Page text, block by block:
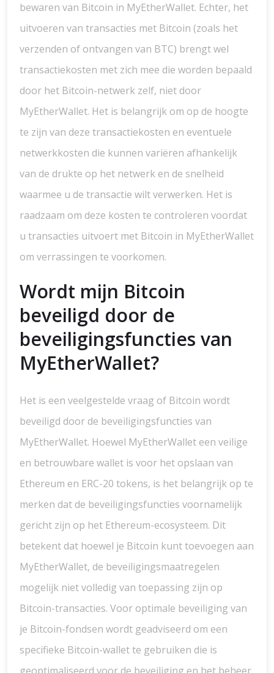
bewaren van Bitcoin in MyEtherWallet. Echter, het
uitvoeren van transacties met Bitcoin (zoals het
verzenden of ontvangen van BTC) brengt wel
transactiekosten met zich mee die worden bepaald
door het Bitcoin-netwerk zelf, niet door
MyEtherWallet. Het is belangrijk om op de hoogte
te zijn van deze transactiekosten en eventuele
netwerkkosten die kunnen variëren afhankelijk
van de drukte op het netwerk en de snelheid
waarmee u de transactie wilt verwerken. Het is
raadzaam om deze kosten te controleren voordat
u transacties uitvoert met Bitcoin in MyEtherWallet
om verrassingen te voorkomen.
Wordt mijn Bitcoin
beveiligd door de
beveiligingsfuncties van
MyEtherWallet?
Het is een veelgestelde vraag of Bitcoin wordt
beveiligd door de beveiligingsfuncties van
MyEtherWallet. Hoewel MyEtherWallet een veilige
en betrouwbare wallet is voor het opslaan van
Ethereum en ERC-20 tokens, is het belangrijk op te
merken dat de beveiligingsfuncties voornamelijk
gericht zijn op het Ethereum-ecosysteem. Dit
betekent dat hoewel je Bitcoin kunt toevoegen aan
MyEtherWallet, de beveiligingsmaatregelen
mogelijk niet volledig van toepassing zijn op
Bitcoin-transacties. Voor optimale beveiliging van
je Bitcoin-fondsen wordt geadviseerd om een
specifieke Bitcoin-wallet te gebruiken die is